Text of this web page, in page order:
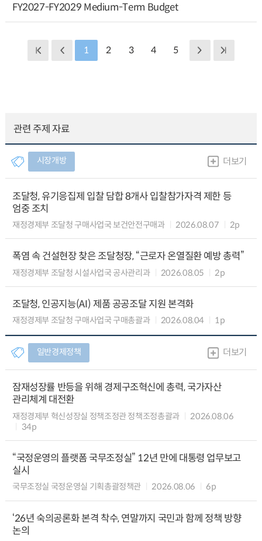
FY2027-FY2029 Medium-Term Budget
1 2 3 4 5
관련 주제 자료
시장개방 더보기
조달청, 유기응집제 입찰 담합 8개사 입찰참가자격 제한 등
엄중 조치
재정경제부 조달청 구매사업국 보건안전구매과 2026.08.07 2p
폭염 속 건설현장 찾은 조달청장, “근로자 온열질환 예방 총력”
재정경제부 조달청 시설사업국 공사관리과 2026.08.05 2p
조달청, 인공지능(AI) 제품 공공조달 지원 본격화
재정경제부 조달청 구매사업국 구매총괄과 2026.08.04 1p
일반경제정책 더보기
잠재성장률 반등을 위해 경제구조혁신에 총력, 국가자산
관리체계 대전환
재정경제부 혁신성장실 정책조정관 정책조정총괄과
2026.08.06
34p
“국정운영의 플랫폼 국무조정실” 12년 만에 대통령 업무보고
실시
국무조정실 국정운영실 기획총괄정책관 2026.08.06 6p
‘26년 숙의공론화 본격 착수, 연말까지 국민과 함께 정책 방향
논의